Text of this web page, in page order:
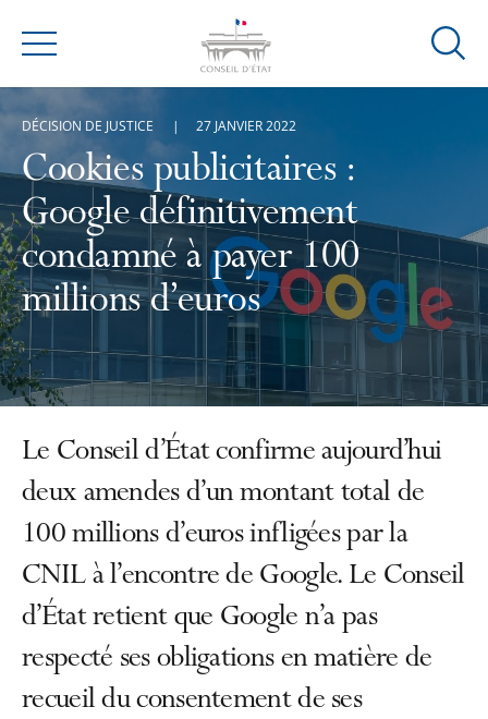
Menu
Ouvrir
Cookies publicitaires :
Google définitivement
condamné à payer 100
millions d’euros
DÉCISION DE JUSTICE 27 JANVIER 2022
Le Conseil d’État confirme aujourd’hui
deux amendes d’un montant total de
100 millions d’euros infligées par la
CNIL à l’encontre de Google. Le Conseil
d’État retient que Google n’a pas
respecté ses obligations en matière de
recueil du consentement de ses